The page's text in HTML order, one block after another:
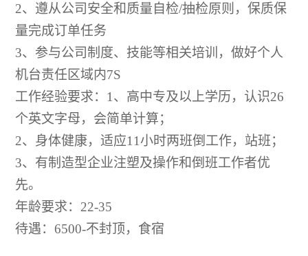
2、遵从公司安全和质量自检/抽检原则，保质保
量完成订单任务
3、参与公司制度、技能等相关培训，做好个人
机台责任区域内7S
工作经验要求： 1、高中专及以上学历，认识26
个英文字母，会简单计算；
2、身体健康，适应11小时两班倒工作，站班；
3、有制造型企业注塑及操作和倒班工作者优
先。
年龄要求： 22-35
待遇：6500-不封顶，食宿